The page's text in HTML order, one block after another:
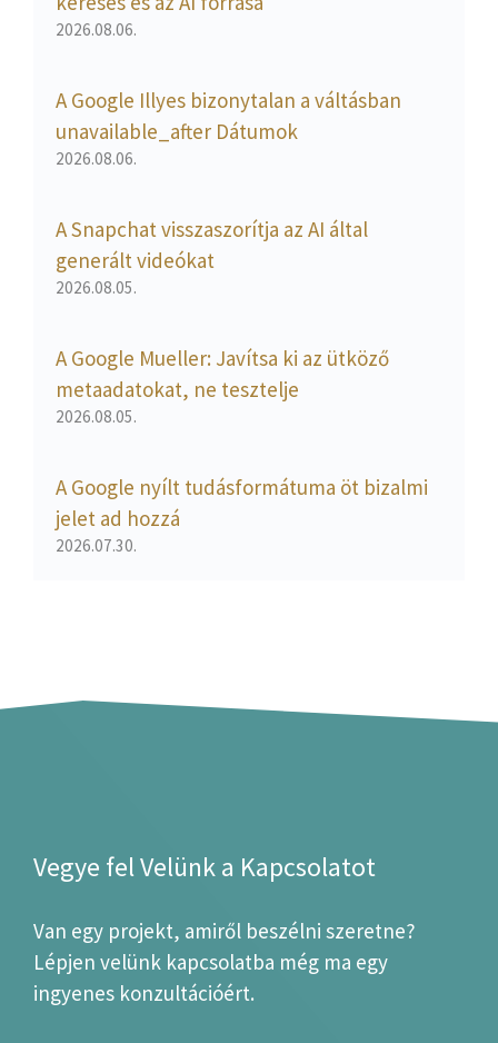
2026.08.06.
A Google Illyes bizonytalan a váltásban
unavailable_after Dátumok
2026.08.06.
A Snapchat visszaszorítja az AI által
generált videókat
2026.08.05.
A Google Mueller: Javítsa ki az ütköző
metaadatokat, ne tesztelje
2026.08.05.
A Google nyílt tudásformátuma öt bizalmi
jelet ad hozzá
2026.07.30.
Vegye fel Velünk a Kapcsolatot
Van egy projekt, amiről beszélni szeretne?
Lépjen velünk kapcsolatba még ma egy
ingyenes konzultációért.